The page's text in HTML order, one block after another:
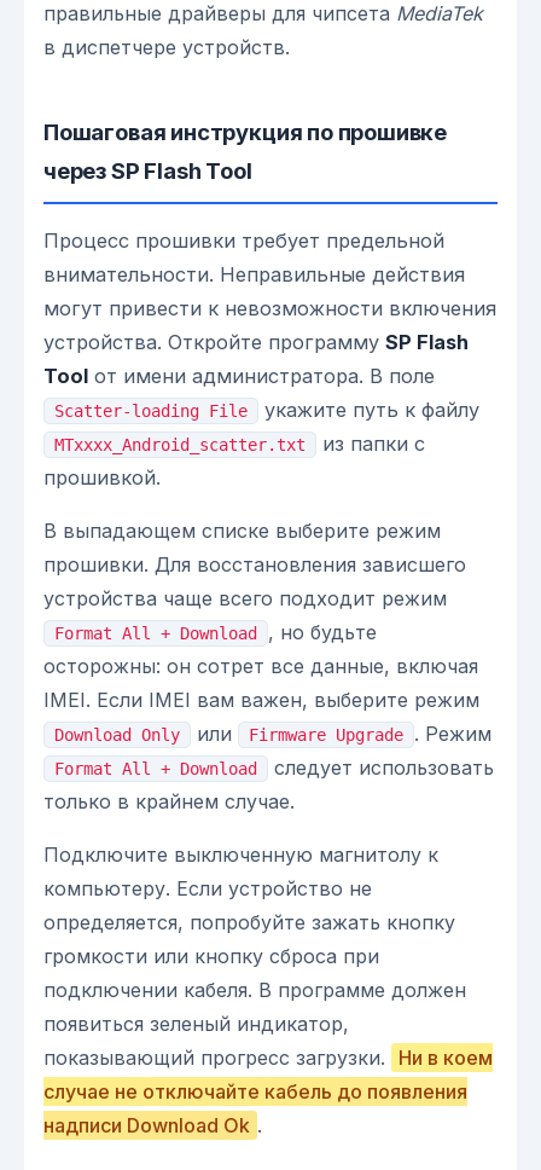
правильные драйверы для чипсета MediaTek
в диспетчере устройств.
Пошаговая инструкция по прошивке
через SP Flash Tool
Процесс прошивки требует предельной
внимательности. Неправильные действия
могут привести к невозможности включения
устройства. Откройте программу SP Flash
Tool от имени администратора. В поле
Scatter-loading File укажите путь к файлу
MTxxxx_Android_scatter.txt
из папки с
прошивкой.
В выпадающем списке выберите режим
прошивки. Для восстановления зависшего
устройства чаще всего подходит режим
Format All + Download
, но будьте
осторожны: он сотрет все данные, включая
IMEI. Если IMEI вам важен, выберите режим
Download Only или Firmware Upgrade . Режим
Format All + Download
следует использовать
только в крайнем случае.
Подключите выключенную магнитолу к
компьютеру. Если устройство не
определяется, попробуйте зажать кнопку
громкости или кнопку сброса при
подключении кабеля. В программе должен
появиться зеленый индикатор,
показывающий прогресс загрузки.
Ни в коем
случае не отключайте кабель до появления
надписи Download Ok .